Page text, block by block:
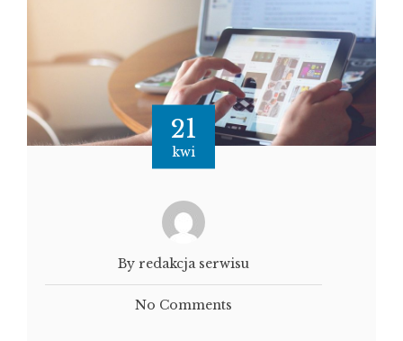
21
kwi
By redakcja serwisu
No Comments